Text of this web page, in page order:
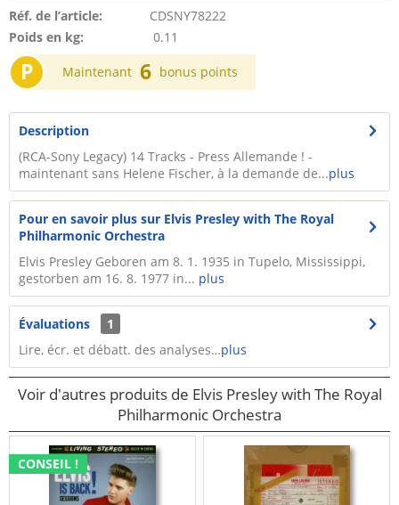
Réf. de l’article:
CDSNY78222
Poids en kg:
0.11
P Maintenant 6 bonus points
Description
(RCA-Sony Legacy) 14 Tracks - Press Allemande ! -
maintenant sans Helene Fischer, à la demande de...plus
Pour en savoir plus sur Elvis Presley with The Royal
Philharmonic Orchestra
Elvis Presley Geboren am 8. 1. 1935 in Tupelo, Mississippi,
gestorben am 16. 8. 1977 in... plus
Évaluations
1
Lire, écr. et débatt. des analyses…plus
Voir d'autres produits de Elvis Presley with The Royal
Philharmonic Orchestra
CONSEIL !